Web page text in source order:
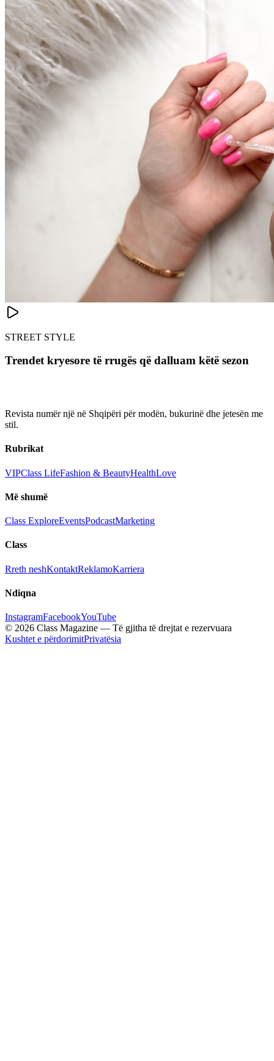
STREET STYLE
Trendet kryesore të rrugës që dalluam këtë sezon
Revista numër një në Shqipëri për modën, bukurinë dhe jetesën me
stil.
Rubrikat
VIPClass LifeFashion & BeautyHealthLove
Më shumë
Class ExploreEventsPodcastMarketing
Class
Rreth neshKontaktReklamoKarriera
Ndiqna
InstagramFacebookYouTube
© 2026 Class Magazine — Të gjitha të drejtat e rezervuara
Kushtet e përdorimitPrivatësia